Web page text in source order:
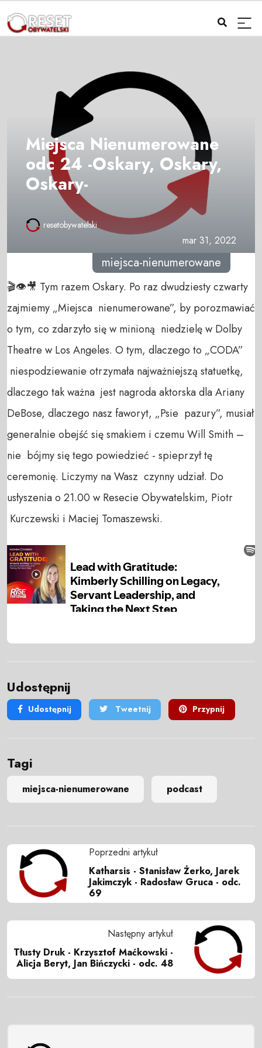
Miejsca Nienumerowane
odc 24 -Oskary, Oskary,
Oskary-
resetobywatelski
mar 31, 2022
miejsca-nienumerowane
🎬👁🎥 Tym razem Oskary. Po raz dwudziesty czwarty
zajmiemy „Miejsca nienumerowane”, by porozmawiać
o tym, co zdarzyło się w minioną niedzielę w Dolby
Theatre w Los Angeles. O tym, dlaczego to „CODA”
niespodziewanie otrzymała najważniejszą statuetkę,
dlaczego tak ważna jest nagroda aktorska dla Ariany
DeBose, dlaczego nasz faworyt, „Psie pazury”, musiał
generalnie obejść się smakiem i czemu Will Smith –
nie bójmy się tego powiedzieć - spieprzył tę
ceremonię. Liczymy na Wasz czynny udział. Do
usłyszenia o 21.00 w Resecie Obywatelskim, Piotr
Kurczewski i Maciej Tomaszewski.
Udostępnij
Udostępnij Tweetnij Przypnij
Tagi
miejsca-nienumerowane podcast
Poprzedni artykuł
Katharsis - Stanisław Żerko, Jarek
Jakimczyk - Radosław Gruca - odc.
69
Następny artykuł
Tłusty Druk - Krzysztof Maćkowski -
Alicja Beryt, Jan Bińczycki - odc. 48